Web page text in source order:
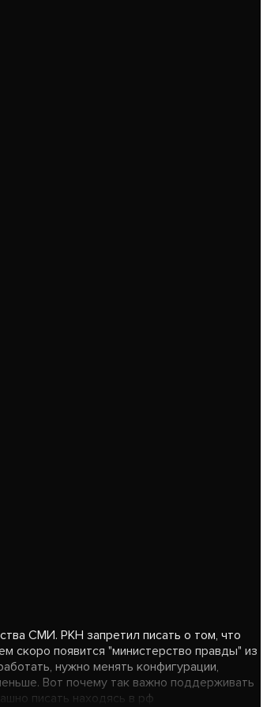
СМИ. РКН запретил писать о том, что
скоро появится "министерство правды" из
нужно менять конфигурации,
Вот почему так важно поддерживать
писать находясь в рф